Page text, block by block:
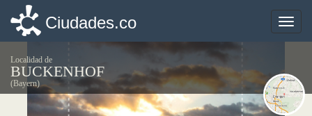
Toggle
Ciudades.co
Localidad de
BUCKENHOF
(Bayern)
Toggle
Ciudades.co